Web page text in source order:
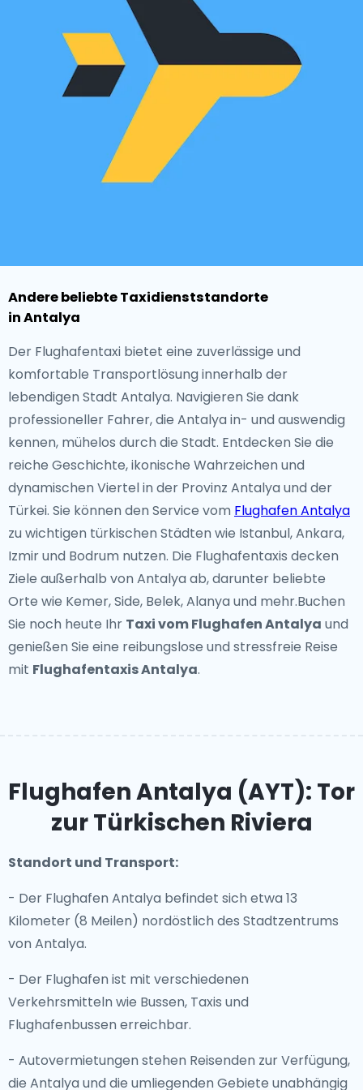
Andere beliebte Taxidienststandorte
in Antalya
Der Flughafentaxi bietet eine zuverlässige und
komfortable Transportlösung innerhalb der
lebendigen Stadt Antalya. Navigieren Sie dank
professioneller Fahrer, die Antalya in- und auswendig
kennen, mühelos durch die Stadt. Entdecken Sie die
reiche Geschichte, ikonische Wahrzeichen und
dynamischen Viertel in der Provinz Antalya und der
Türkei. Sie können den Service vom Flughafen Antalya
zu wichtigen türkischen Städten wie Istanbul, Ankara,
Izmir und Bodrum nutzen. Die Flughafentaxis decken
Ziele außerhalb von Antalya ab, darunter beliebte
Orte wie Kemer, Side, Belek, Alanya und mehr.Buchen
Sie noch heute Ihr Taxi vom Flughafen Antalya und
genießen Sie eine reibungslose und stressfreie Reise
mit Flughafentaxis Antalya.
Flughafen Antalya (AYT): Tor
zur Türkischen Riviera
Standort und Transport:
- Der Flughafen Antalya befindet sich etwa 13
Kilometer (8 Meilen) nordöstlich des Stadtzentrums
von Antalya.
- Der Flughafen ist mit verschiedenen
Verkehrsmitteln wie Bussen, Taxis und
Flughafenbussen erreichbar.
- Autovermietungen stehen Reisenden zur Verfügung,
die Antalya und die umliegenden Gebiete unabhängig